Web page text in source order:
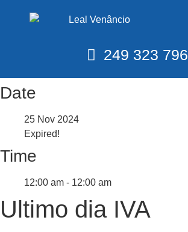
249 323 796
Date
25 Nov 2024
Expired!
Time
12:00 am - 12:00 am
Ultimo dia IVA